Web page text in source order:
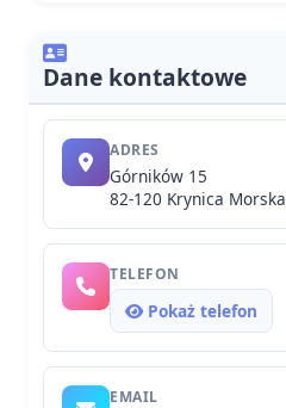
Dane kontaktowe
ADRES
Górników 15
82-120 Krynica Morska
TELEFON
Pokaż telefon
EMAIL